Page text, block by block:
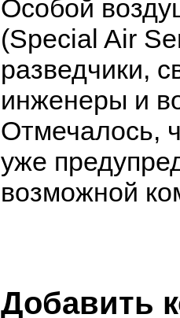
Особой
(Special Air
разведчики,
инженеры и
Отмечалось,
уже
возможной
Добавить